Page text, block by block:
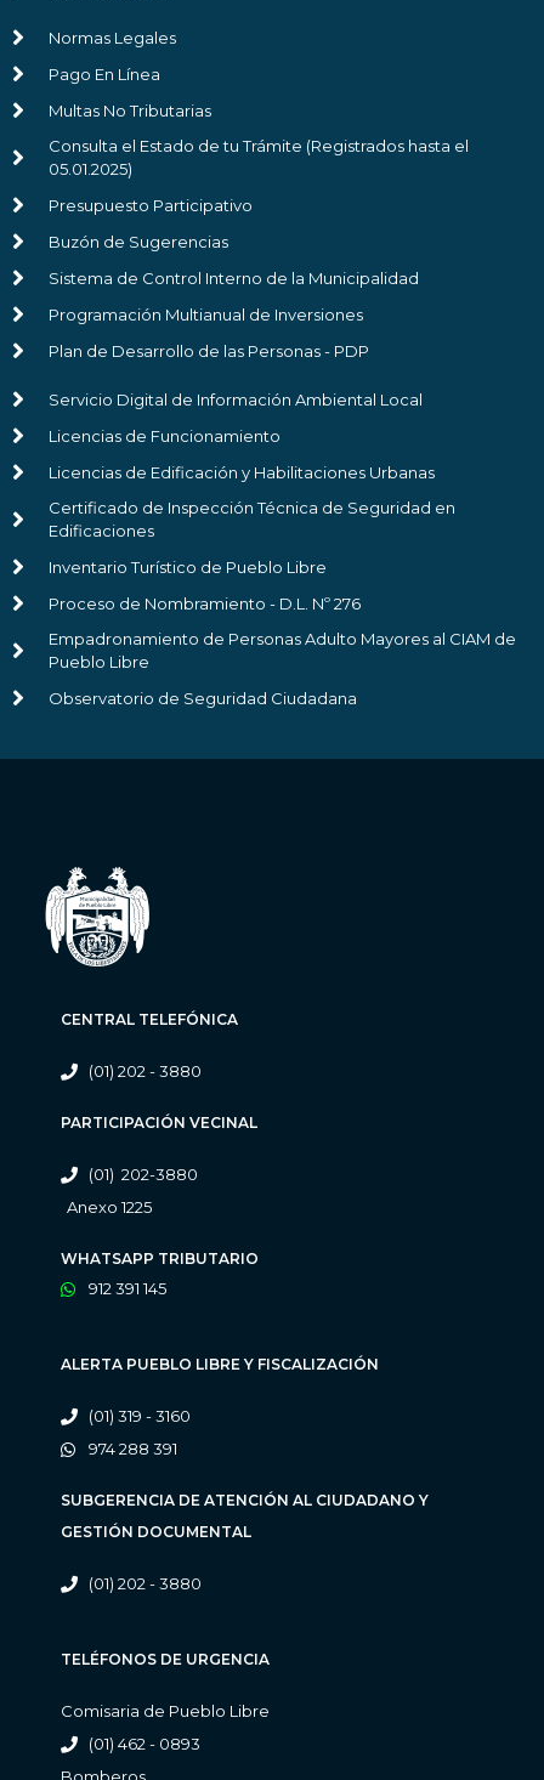
Normas Legales
Pago En Línea
Multas No Tributarias
Consulta el Estado de tu Trámite (Registrados hasta el
05.01.2025)
Presupuesto Participativo
Buzón de Sugerencias
Sistema de Control Interno de la Municipalidad
Programación Multianual de Inversiones
Plan de Desarrollo de las Personas - PDP
Servicio Digital de Información Ambiental Local
Licencias de Funcionamiento
Licencias de Edificación y Habilitaciones Urbanas
Certificado de Inspección Técnica de Seguridad en
Edificaciones
Inventario Turístico de Pueblo Libre
Proceso de Nombramiento - D.L. Nº 276
Empadronamiento de Personas Adulto Mayores al CIAM de
Pueblo Libre
Observatorio de Seguridad Ciudadana
CENTRAL TELEFÓNICA
(01) 202 - 3880
PARTICIPACIÓN VECINAL
(01) 202-3880
Anexo 1225
WHATSAPP TRIBUTARIO
912 391 145
ALERTA PUEBLO LIBRE Y FISCALIZACIÓN
(01) 319 - 3160
974 288 391
SUBGERENCIA DE ATENCIÓN AL CIUDADANO Y
GESTIÓN DOCUMENTAL
(01) 202 - 3880
TELÉFONOS DE URGENCIA
Comisaria de Pueblo Libre
(01) 462 - 0893